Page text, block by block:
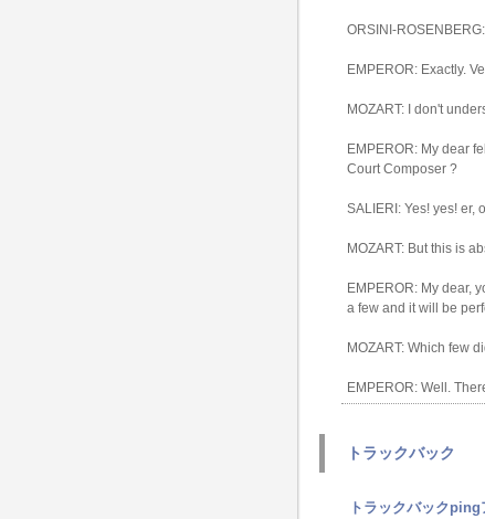
ORSINI-
EMPEROR: Exactly.
MOZART: I don't
EMPEROR: My dear
Court Composer ?
SALIERI: Yes! yes! er,
MOZART: But this is
EMPEROR: My dear,
a few and it will be
MOZART: Which few
EMPEROR: Well.
トラックバック
トラックバックping